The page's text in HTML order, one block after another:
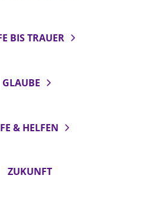
BIS TRAUER
GLAUBE
& HELFEN
ZUKUNFT